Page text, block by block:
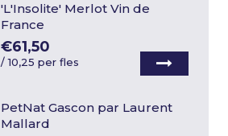
'L'Insolite' Merlot Vin de
France
€61,50
/10,25 per fles
PetNat Gascon par Laurent
Mallard